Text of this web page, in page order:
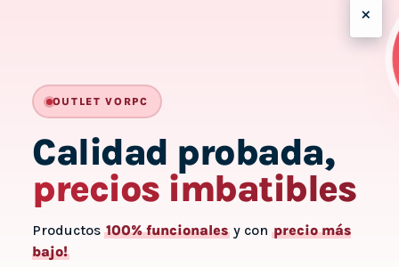
×
OUTLET VORPC
Calidad probada,
precios imbatibles
Productos 100% funcionales y con precio más
bajo!